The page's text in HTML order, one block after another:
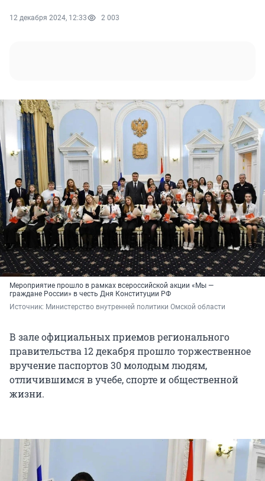
12 декабря 2024, 12:33 2 003
Мероприятие прошло в рамках всероссийской акции «Мы —
граждане России» в честь Дня Конституции РФ
Источник: Министерство внутренней политики Омской области
В зале официальных приемов регионального
правительства 12 декабря прошло торжественное
вручение паспортов 30 молодым людям,
отличившимся в учебе, спорте и общественной
жизни.